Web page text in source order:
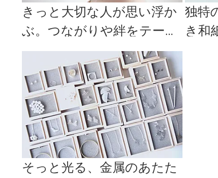
きっと大切な人が思い浮か
ぶ。つながりや絆をテーマ
にした「sq glass」のガラ...
独特
き和
そっと光る、金属のあたた